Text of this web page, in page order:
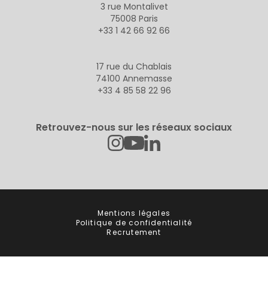
3 rue Montalivet
75008 Paris
+33 1 42 66 92 66
17 rue du Chablais
74100 Annemasse
+33 4 85 58 22 96
Retrouvez-nous sur les réseaux sociaux
Instagram
YoutubeLinkedin
Mentions légales
Politique de confidentialité
Recrutement